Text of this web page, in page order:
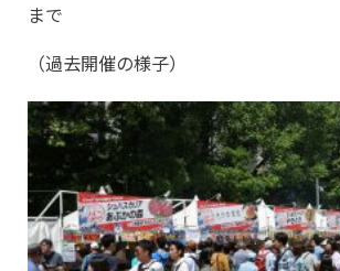
まで
（過去開催の様子）